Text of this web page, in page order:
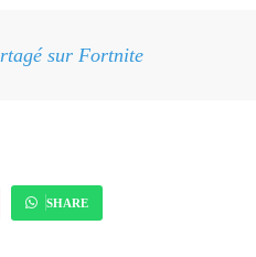
sur Fortnite
SHARE